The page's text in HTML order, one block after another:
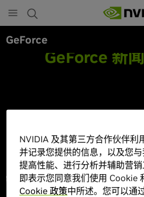
to
main
content
GeForce
GeForce 新
NVIDIA 及其第三方合作伙伴利
并记录您提供的信息，以及您
提高性能、进行分析并辅助营销
即表示您同意我们使用 Cookie
Cookie 政策中所述。您可以通